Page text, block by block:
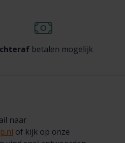
betalen mogelijk
naar
of kijk op onze